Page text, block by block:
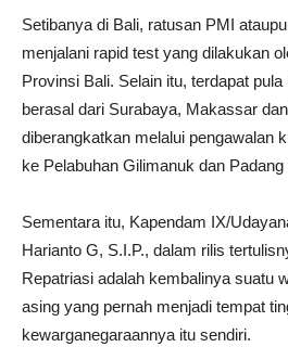
Setibanya di Bali, ratusan PMI
menjalani rapid test yang dilakukan
Provinsi Bali. Selain itu, terdapat
berasal dari Surabaya, Makassar
diberangkatkan melalui pengawalan
ke Pelabuhan Gilimanuk dan Padang
Sementara itu, Kapendam IX/
Harianto G, S.I.P., dalam rilis
Repatriasi adalah kembalinya suatu
asing yang pernah menjadi tempat
kewarganegaraannya itu sendiri.